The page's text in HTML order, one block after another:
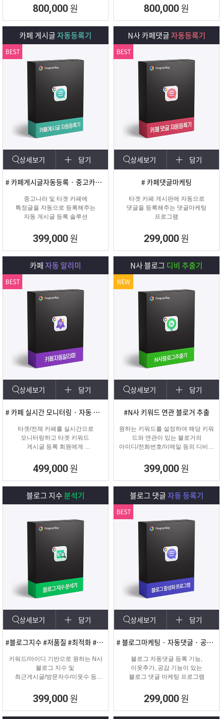
회원 수, 제목개수 , 내용개수, 댓글개
수, 가입조건,
글쓰기조건 별로 추출하여 얼마나 활
성화가 되어
있는지를 체크하여 효과가 있을만한
확인하여 효과적인 바이럴 마케팅을
진행할 수 있도록
800,000 원 800,000 원
카페 게시글자동등록기
상세보기 담기
# 카페게시글자동등록 · 중고카페글쓰기
중고나라 및 타겟 카페에
특정글을 자동으로 등록해주는
자동 게시글 등록 솔루션
399,000 원
BEST
N사 카페댓글자동등록기
상세보기 담기
# 카페댓글마케팅
타겟 카페 게시판에 자동으로
댓글을 등록해주는 댓글마케팅
프로그램
299,000 원
BEST
카페자동 알리미
상세보기 담기
# 카페 실시간 모니터링 · 자동 쪽지/메일발송
타겟/전체 카페를 실시간으로
모니터링하고 타겟 키워드
게시글 등록 회원에게
프로그램
499,000 원
BEST
N사 블로그 디비 추출기
상세보기 담기
#N사 키워드 연관 블로거 추출
원하는 키워드를 설정하여 해당 키워
드와 연관이 있는 블로거의
아이디/전화번호/이메일 등의 디비를
실질적으로 효과적인 디비를 추출 할
수 있는 프로그램
399,000 원
NEW
블로그 지수분석기
상세보기 담기
#블로그지수 #저품질 #최적화 #블로그품질확인
키워드/아이디 기반으로 원하는 N사
블로그 지수 및
최근게시글/방문자수/이웃수 등
램
399,000 원
블로그 댓글자동 등록기
상세보기 담기
# 블로그마케팅 · 자동댓글 · 공감 · 이웃추가 · 서로이웃추가 · 서이추 · 스크랩
블로그 자동댓글 등록 기능,
이웃추가, 공감 기능이 있는
블로그 댓글 마케팅 프로그램
299,000 원
BEST